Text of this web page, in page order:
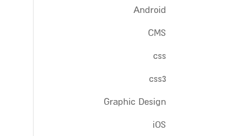
Android
CMS
css
css3
Graphic Design
iOS